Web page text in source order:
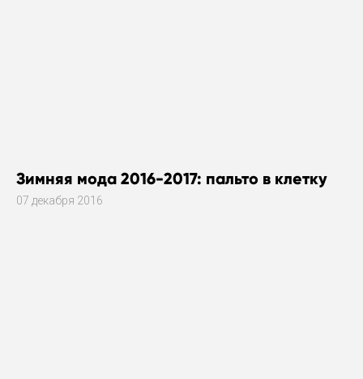
Зимняя мода 2016-2017: пальто в клетку
07 декабря 2016